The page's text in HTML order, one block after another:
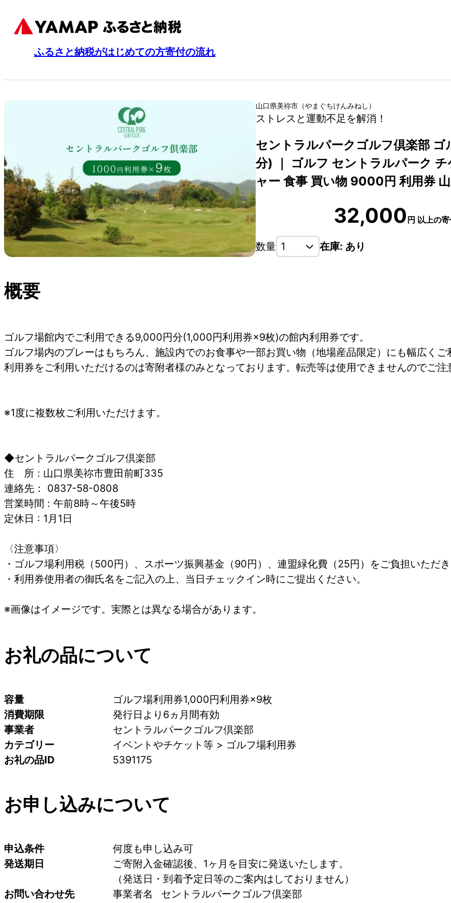
ふるさと納税がはじめての方寄付の流れ
山口県美祢市 （やまぐちけんみねし ）
ストレスと運動不足を解消！
セントラルパークゴルフ倶楽部
分) ｜ ゴルフ セントラルパーク
ャー 食事 買い物 9000円 利用券
32,000円 以上の
数量 在庫: あり
概要
ゴルフ場館内でご利用できる9,000円分(1,000円利用券×9枚)の館内利用券です。
ゴルフ場内のプレーはもちろん、施設内でのお食事や一部お買い物（地場産品限定）にも幅広く
利用券をご利用いただけるのは寄附者様のみとなっております。転売等は使用できませんのでご注
※1度に複数枚ご利用いただけます。
◆セントラルパークゴルフ倶楽部
住 所 : 山口県美祢市豊田前町335
連絡先： 0837-58-0808
営業時間 : 午前8時～午後5時
定休日 : 1月1日
〈注意事項〉
・ゴルフ場利用税（500円）、スポーツ振興基金（90円）、連盟緑化費（25円）をご負担いただ
・利用券使用者の御氏名をご記入の上、当日チェックイン時にご提出ください。
※画像はイメージです。実際とは異なる場合があります。
お礼の品について
容量
ゴルフ場利用券1,000円利用券×9枚
消費期限
発行日より6ヵ月間有効
事業者
セントラルパークゴルフ倶楽部
カテゴリー
イベントやチケット等 > ゴルフ場利用券
お礼の品ID
5391175
お申し込みについて
申込条件
何度も申し込み可
発送期日
ご寄附入金確認後、1ヶ月を目安に発送いたします。
（発送日・到着予定日等のご案内はしておりません）
お問い合わせ先
事業者名	セントラルパークゴルフ倶楽部